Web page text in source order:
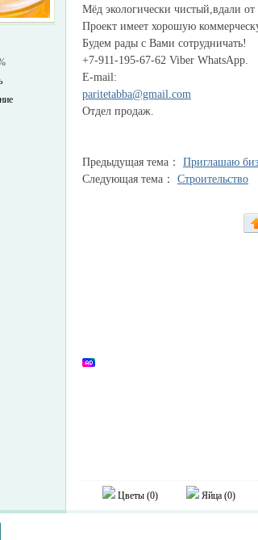
Мёд экологически чистый,вдали
Проект имеет хорошую
Будем рады с Вами сотрудничать!
+7-911-195-67-62 Viber WhatsApp.
E-mail:
paritetabba@gmail.com
Отдел продаж.
Предыдущая тема： Приглашаю
Следующая тема： Строительство
Цветы (0) Яйца (0)